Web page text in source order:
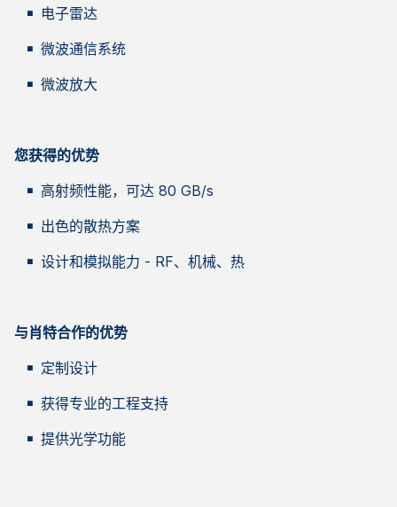
电子雷达
微波通信系统
微波放大
您获得的优势
高射频性能，可达 80 GB/s
出色的散热方案
设计和模拟能力 - RF、机械、热
与肖特合作的优势
定制设计
获得专业的工程支持
提供光学功能